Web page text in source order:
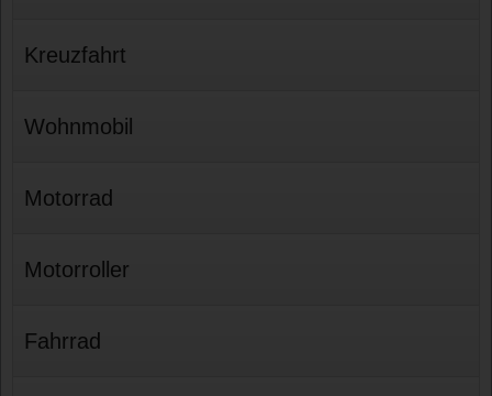
Kreuzfahrt
Wohnmobil
Motorrad
Motorroller
Fahrrad